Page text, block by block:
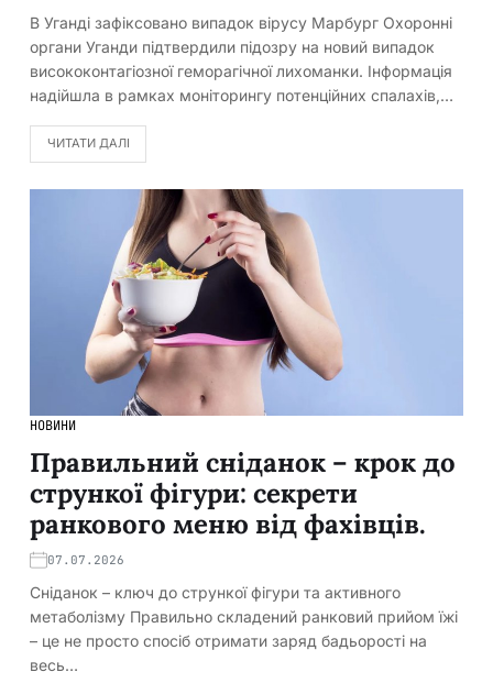
В Уганді зафіксовано випадок вірусу Марбург Охоронні
органи Уганди підтвердили підозру на новий випадок
висококонтагіозної геморагічної лихоманки. Інформація
надійшла в рамках моніторингу потенційних спалахів,…
ЧИТАТИ ДАЛІ
НОВИНИ
Правильний сніданок – крок до
стрункої фігури: секрети
ранкового меню від фахівців.
07.07.2026
Сніданок – ключ до стрункої фігури та активного
метаболізму Правильно складений ранковий прийом їжі
– це не просто спосіб отримати заряд бадьорості на
весь…